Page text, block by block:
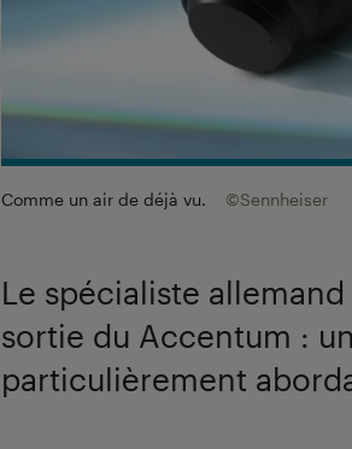
Comme un air de déjà vu. ©Sennheiser
Le spécialiste
sortie du Accentum :
particulièrement